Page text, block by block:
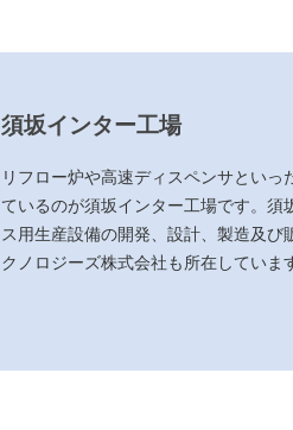
須坂インター工場
リフロー炉や高速ディスペンサとい
ているのが須坂インター工場です。
ス用生産設備の開発、設計、製造及
クノロジーズ株式会社も所在していま